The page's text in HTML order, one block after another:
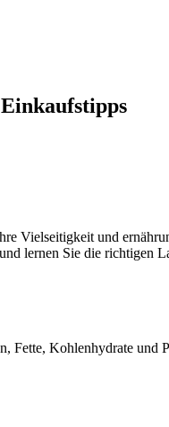
Vielseitigkeit und
lernen Sie die richtigen
Kohlenhydrate und